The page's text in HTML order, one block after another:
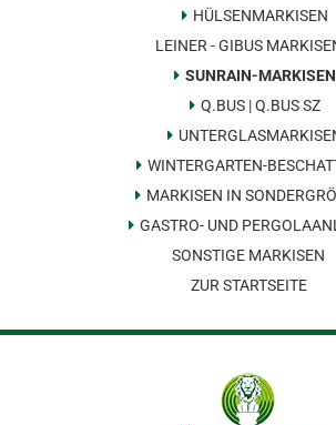
HÜLSENMARKISEN
LEINER - GIBUS
SUNRAIN-MARKISEN
Q.BUS | Q.BUS SZ
WINTERGARTEN-
MARKISEN IN
GASTRO- UND
SONSTIGE MARKISEN
ZUR STARTSEITE